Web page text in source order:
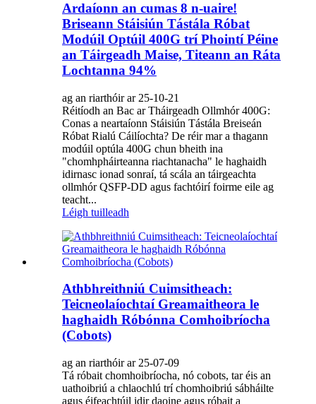
Ardaíonn an cumas 8 n-uaire!
Briseann Stáisiún Tástála Róbat
Modúil Optúil 400G trí Phointí Péine
an Táirgeadh Maise, Titeann an Ráta
Lochtanna 94%
ag an riarthóir ar 25-10-21
Réitíodh an Bac ar Tháirgeadh Ollmhór 400G:
Conas a neartaíonn Stáisiún Tástála Breiseán
Róbat Rialú Cáilíochta? De réir mar a thagann
modúil optúla 400G chun bheith ina
"chomhpháirteanna riachtanacha" le haghaidh
idirnasc ionad sonraí, tá scála an táirgeachta
ollmhór QSFP-DD agus fachtóirí foirme eile ag
teacht...
Léigh tuilleadh
Athbhreithniú Cuimsitheach:
Teicneolaíochtaí Greamaitheora le
haghaidh Róbónna Comhoibríocha
(Cobots)
ag an riarthóir ar 25-07-09
Tá róbait chomhoibríocha, nó cobots, tar éis an
uathoibriú a chlaochlú trí chomhoibriú sábháilte
agus éifeachtúil idir daoine agus róbait a